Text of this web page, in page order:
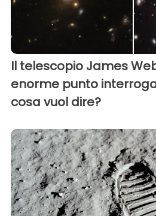
Il telescopio James
enorme punto
cosa vuol dire?